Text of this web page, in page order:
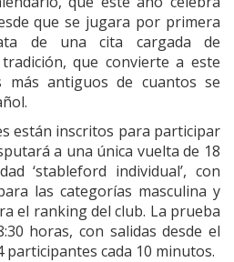
que se jugara por primera
de una cita cargada de
que convierte a este
antiguos de cuantos se
están inscritos para participar
a una única vuelta de 18
‘stableford individual’, con
las categorías masculina y
el ranking del club. La prueba
horas, con salidas desde el
participantes cada 10 minutos.